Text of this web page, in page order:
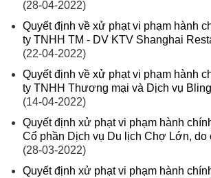
(28-04-2022)
Quyết định về xử phạt vi phạm hành
ty TNHH TM - DV KTV Shanghai
(22-04-2022)
Quyết định về xử phạt vi phạm hành
ty TNHH Thương mại và Dịch vụ
(14-04-2022)
Quyết định xử phạt vi phạm hành
Cổ phần Dịch vụ Du lịch Chợ Lớn, do
(28-03-2022)
Quyết định xử phạt vi phạm hành